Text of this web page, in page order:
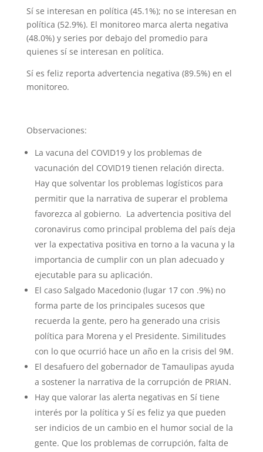
Sí se interesan en política (45.1%); no se interesan en
política (52.9%). El monitoreo marca alerta negativa
(48.0%) y series por debajo del promedio para
quienes sí se interesan en política.
Sí es feliz reporta advertencia negativa (89.5%) en el
monitoreo.
Observaciones:
La vacuna del COVID19 y los problemas de
vacunación del COVID19 tienen relación directa.
Hay que solventar los problemas logísticos para
permitir que la narrativa de superar el problema
favorezca al gobierno. La advertencia positiva del
coronavirus como principal problema del país deja
ver la expectativa positiva en torno a la vacuna y la
importancia de cumplir con un plan adecuado y
ejecutable para su aplicación.
El caso Salgado Macedonio (lugar 17 con .9%) no
forma parte de los principales sucesos que
recuerda la gente, pero ha generado una crisis
política para Morena y el Presidente. Similitudes
con lo que ocurrió hace un año en la crisis del 9M.
El desafuero del gobernador de Tamaulipas ayuda
a sostener la narrativa de la corrupción de PRIAN.
Hay que valorar las alerta negativas en Sí tiene
interés por la política y Sí es feliz ya que pueden
ser indicios de un cambio en el humor social de la
gente. Que los problemas de corrupción, falta de